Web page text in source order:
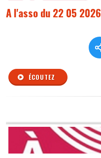
A l'asso du 22 05 2026
ÉCOUTEZ